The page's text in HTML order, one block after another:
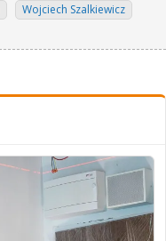
Wojciech Szalkiewicz